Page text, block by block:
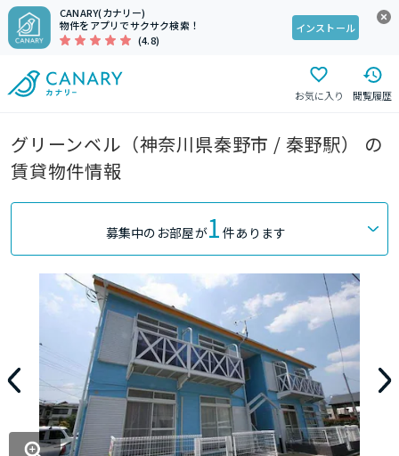
CANARY(カナリー)
物件をアプリでサクサク検索！
(4.8)
インストール
お気に入り 閲覧履歴
グリーンベル（神奈川県秦野市 / 秦野駅） の
賃貸物件情報
募集中のお部屋が1 件あります